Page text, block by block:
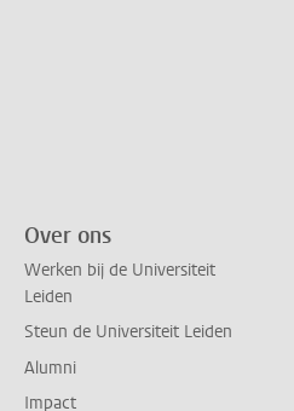
Over ons
Werken bij de Universiteit
Leiden
Steun de Universiteit Leiden
Alumni
Impact